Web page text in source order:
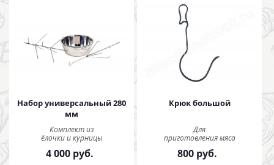
Набор универсальный 280
мм
Комплект из
ёлочки и курницы
4 000руб.
Крюк большой
Для
приготовления мяса
800 руб.